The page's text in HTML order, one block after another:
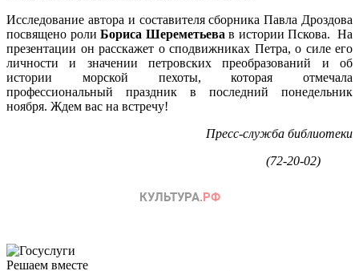
Исследование автора и составителя сборника Павла Дроздова
посвящено роли Бориса Шереметьева в истории Пскова. На
презентации он расскажет о сподвижниках Петра, о силе его
личности и значении петровских преобразований и об
истории морской пехоты, которая отмечала
профессиональный праздник в последний понедельник
ноября. Ждем вас на встречу!
Пресс-служба библиотеки
(72-20-02)
Решаем вместе